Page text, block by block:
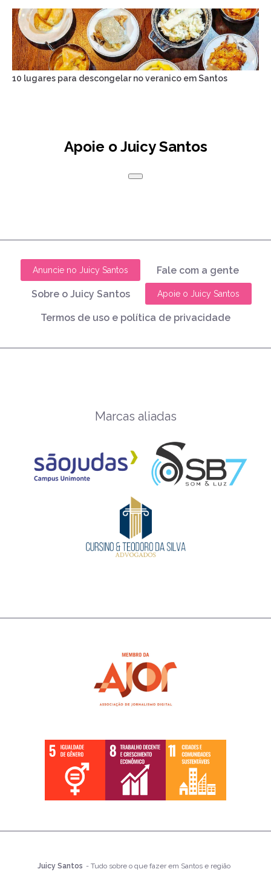
10 lugares para descongelar no veranico em Santos
Apoie o Juicy Santos
Anuncie no Juicy Santos Fale com a gente
Sobre o Juicy Santos Apoie o Juicy Santos
Termos de uso e política de privacidade
Marcas aliadas
Juicy Santos - Tudo sobre o que fazer em Santos e região